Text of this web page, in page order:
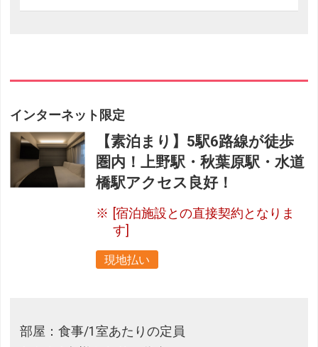
インターネット限定
【素泊まり】5駅6路線が徒歩
圏内！上野駅・秋葉原駅・水道
橋駅アクセス良好！
[宿泊施設との直接契約となりま
す]
現地払い
部屋：食事/1室あたりの定員